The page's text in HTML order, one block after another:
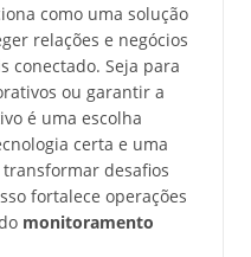
como uma solução
relações e negócios
conectado. Seja para
ou garantir a
é uma escolha
certa e uma
desafios
fortalece operações
monitoramento